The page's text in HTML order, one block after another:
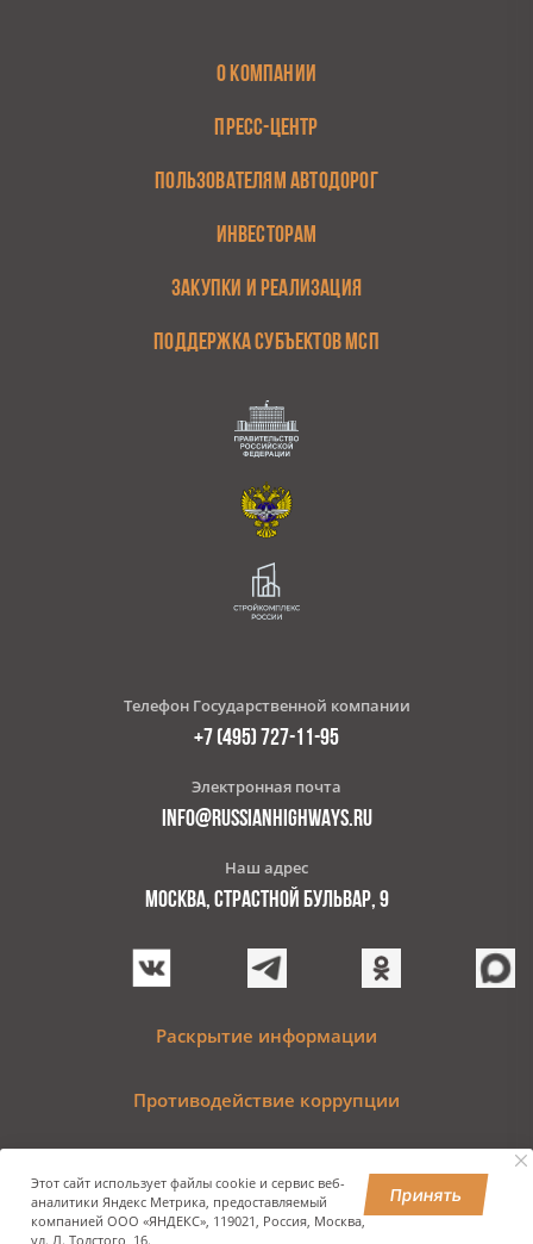
О КОМПАНИИ
ПРЕСС-ЦЕНТР
ПОЛЬЗОВАТЕЛЯМ АВТОДОРОГ
ИНВЕСТОРАМ
ЗАКУПКИ И РЕАЛИЗАЦИЯ
ПОДДЕРЖКА СУБЪЕКТОВ МСП
Телефон Государственной компании
+7 (495) 727-11-95
Электронная почта
INFO@RUSSIANHIGHWAYS.RU
Наш адрес
МОСКВА, СТРАСТНОЙ БУЛЬВАР, 9
Раскрытие информации
Противодействие коррупции
© 2009–2024 Государственная компания «Российские
автомобильные дороги»
Этот сайт использует файлы cookie и сервис веб-
аналитики Яндекс Метрика, предоставляемый
компанией ООО «ЯНДЕКС», 119021, Россия, Москва,
ул. Л. Толстого, 16.
Принять